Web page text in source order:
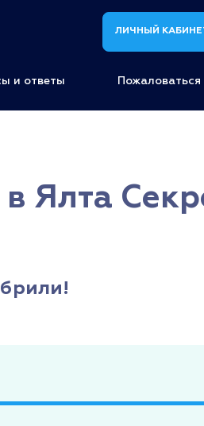
ЛИЧНЫЙ
и ответы Пожаловаться
Ялта